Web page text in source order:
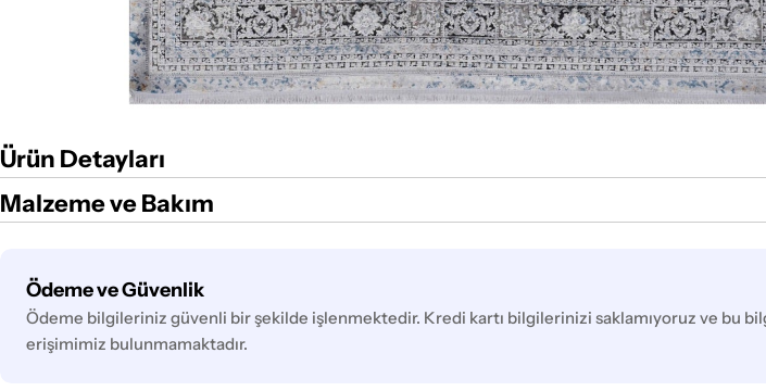
Ürün Detayları
Malzeme ve Bakım
Ödeme ve Güvenlik
Ödeme
yöntemleri
Ödeme bilgileriniz güvenli bir şekilde işlenmektedir. Kredi kartı bilgilerinizi saklamıyoruz ve bu
erişimimiz bulunmamaktadır.